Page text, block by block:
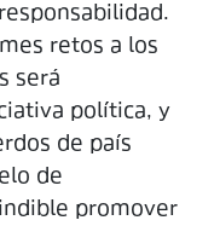
retos a los
será
política, y
de país
de
promover